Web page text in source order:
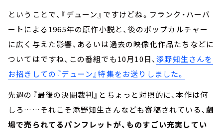
ということで、『デューン』ですけどね。フランク・ハーバ
ートによる1965年の原作小説と、後のポップカルチャー
に広く与えた影響、あるいは過去の映像化作品たちなどに
ついてはですね、この番組でも10月10日、添野知生さんを
お招きしての『デューン』特集をお送りしました。
先週の『最後の決闘裁判』とちょっと対照的に、本作は何
しろ……それこそ添野知生さんなども寄稿されている、 劇
場で売られてるパンフレットが、ものすごい充実してい